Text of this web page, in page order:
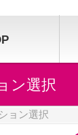
ン選択
ョン選択